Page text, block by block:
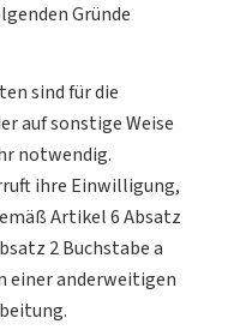
Gründe
sind für die
auf sonstige Weise
notwendig.
ihre Einwilligung,
Artikel 6 Absatz
2 Buchstabe a
einer anderweitigen